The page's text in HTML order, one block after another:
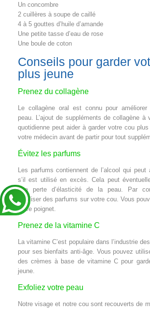
Un concombre
2 cuillères à soupe de caillé
4 à 5 gouttes d’huile d’amande
Une petite tasse d’eau de rose
Une boule de coton
Conseils pour garder
plus jeune
Prenez du collagène
Le collagène oral est connu pour améliorer
peau. L’ajout de suppléments de collagène à
quotidienne peut aider à garder votre cou
votre médecin avant de partir pour tout
Évitez les parfums
Les parfums contiennent de l’alcool qui peut
s’il est utilisé en excès. Cela peut
une perte d’élasticité de la peau. Par
d’utiliser des parfums sur votre cou. Vous
votre poignet.
Prenez de la vitamine C
La vitamine C’est populaire dans l’industrie
pour ses bienfaits anti-âge. Vous pouvez
des crèmes à base de vitamine C pour
jeune.
Exfoliez votre peau
Notre visage et notre cou sont recouverts de